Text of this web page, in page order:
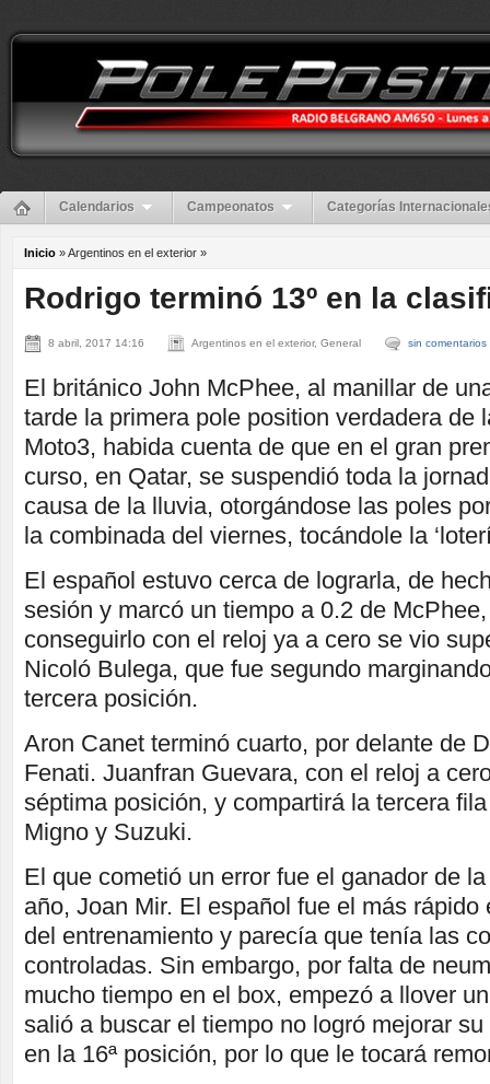
Calendarios Campeonatos Categorías
Inicio » Argentinos en el exterior »
Rodrigo terminó 13º en la
8 abril, 2017 14:16 Argentinos en el exterior, General sin comentarios
El británico John McPhee, al manillar de
tarde la primera pole position verdadera de
Moto3, habida cuenta de que en el gran
curso, en Qatar, se suspendió toda la
causa de la lluvia, otorgándose las poles
la combinada del viernes, tocándole la
El español estuvo cerca de lograrla, de
sesión y marcó un tiempo a 0.2 de
conseguirlo con el reloj ya a cero se vio
Nicoló Bulega, que fue segundo
tercera posición.
Aron Canet terminó cuarto, por delante de
Fenati. Juanfran Guevara, con el reloj a
séptima posición, y compartirá la tercera
Migno y Suzuki.
El que cometió un error fue el ganador de
año, Joan Mir. El español fue el más rápido
del entrenamiento y parecía que tenía las
controladas. Sin embargo, por falta de
mucho tiempo en el box, empezó a llover
salió a buscar el tiempo no logró mejorar
en la 16ª posición, por lo que le tocará